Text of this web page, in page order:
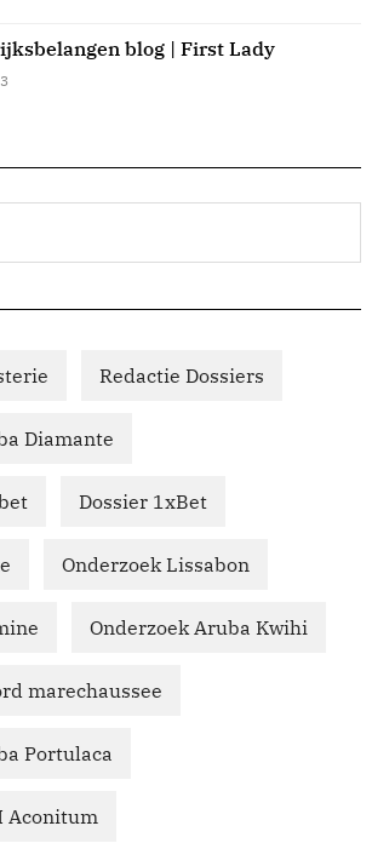
blog | First Lady
Redactie Dossiers
Diamante
Dossier 1xBet
Onderzoek Lissabon
Onderzoek Aruba Kwihi
marechaussee
Portulaca
Aconitum